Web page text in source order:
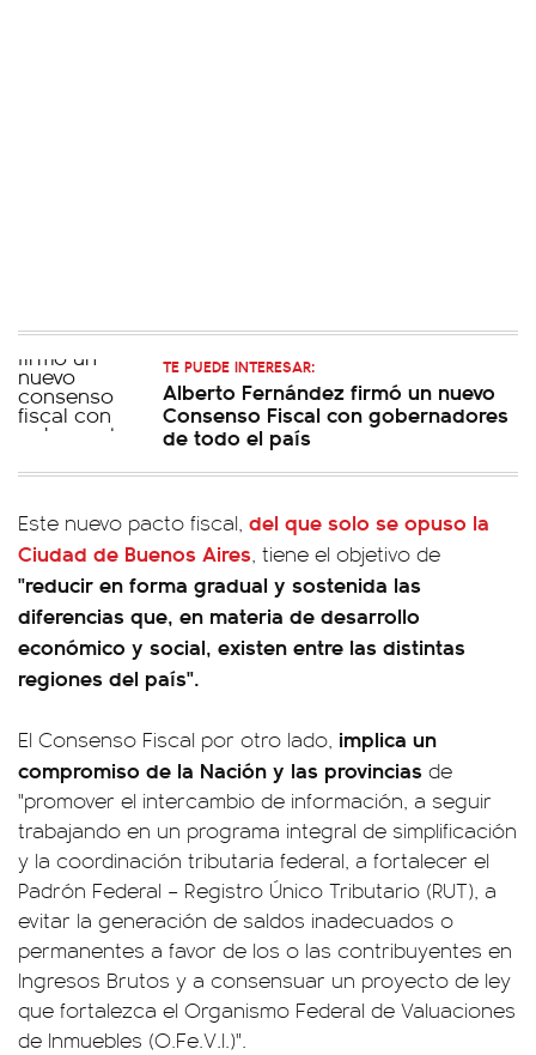
TE PUEDE INTERESAR:
Alberto Fernández firmó un nuevo
Consenso Fiscal con gobernadores
de todo el país
Este nuevo pacto fiscal, del que solo se opuso la
Ciudad de Buenos Aires, tiene el objetivo de
"reducir en forma gradual y sostenida las
diferencias que, en materia de desarrollo
económico y social, existen entre las distintas
regiones del país".
El Consenso Fiscal por otro lado, implica un
compromiso de la Nación y las provincias de
"promover el intercambio de información, a seguir
trabajando en un programa integral de simplificación
y la coordinación tributaria federal, a fortalecer el
Padrón Federal – Registro Único Tributario (RUT), a
evitar la generación de saldos inadecuados o
permanentes a favor de los o las contribuyentes en
Ingresos Brutos y a consensuar un proyecto de ley
que fortalezca el Organismo Federal de Valuaciones
de Inmuebles (O.Fe.V.I.)".